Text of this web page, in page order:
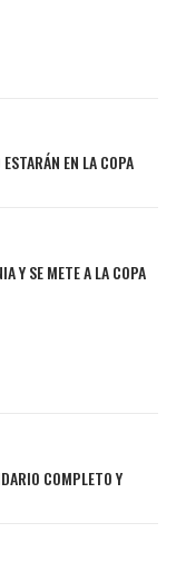
EN LA COPA
Y SE METE A LA COPA
COMPLETO Y